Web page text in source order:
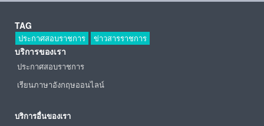
TAG
ประกาศสอบราชการ ข่าวสารราชการ
บริการของเรา
ประกาศสอบราชการ
เรียนภาษาอังกฤษออนไลน์
บริการอื่นของเรา